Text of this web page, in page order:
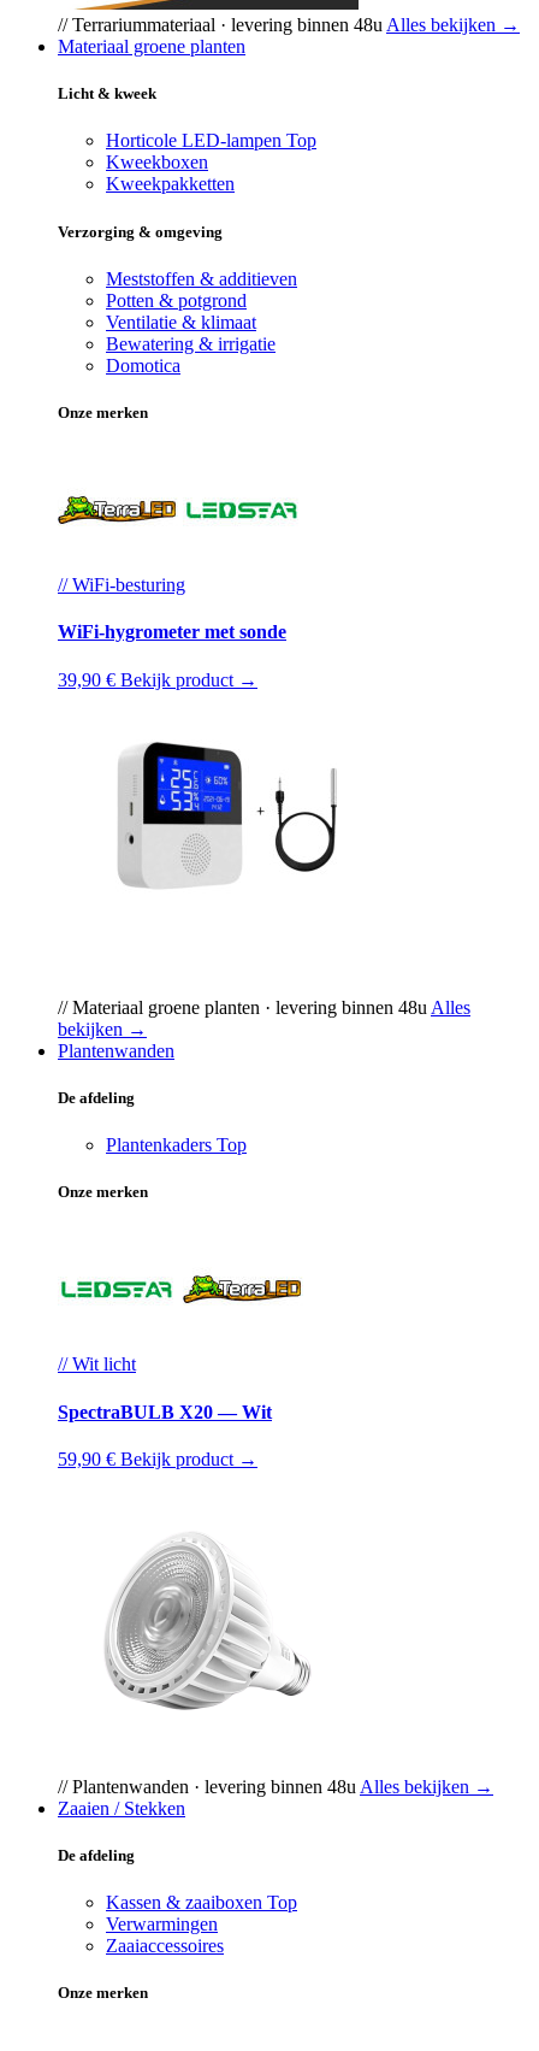
// Terrariummateriaal · levering binnen 48u Alles bekijken →
Materiaal groene planten
Licht & kweek
Horticole LED-lampen Top
Kweekboxen
Kweekpakketten
Verzorging & omgeving
Meststoffen & additieven
Potten & potgrond
Ventilatie & klimaat
Bewatering & irrigatie
Domotica
Onze merken
// WiFi-besturing
WiFi-hygrometer met sonde
39,90 € Bekijk product →
// Materiaal groene planten · levering binnen 48u Alles
bekijken →
Plantenwanden
De afdeling
Plantenkaders Top
Onze merken
// Wit licht
SpectraBULB X20 — Wit
59,90 € Bekijk product →
// Plantenwanden · levering binnen 48u Alles bekijken →
Zaaien / Stekken
De afdeling
Kassen & zaaiboxen Top
Verwarmingen
Zaaiaccessoires
Onze merken